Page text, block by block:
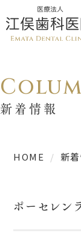
新着情報
HOME 新
ポーセレン